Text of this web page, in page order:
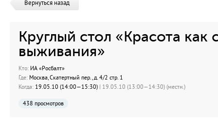
Вернуться назад
Круглый стол «Красота как
выживания»
Кто: ИА «Росбалт»
Где: Москва, Скатертный пер., д. 4/2 стр. 1
Когда: 19.05.10 (14:00—15:30) | 19.05.10 (13:00—14:30) (местн.)
438 просмотров